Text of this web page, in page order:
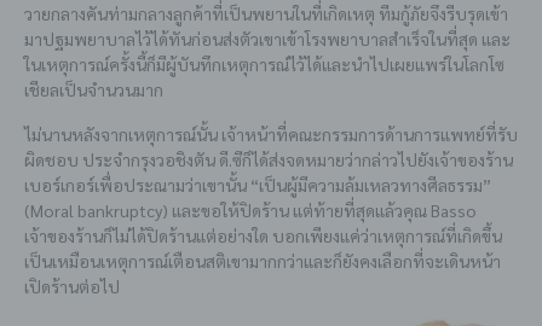
วายกลางคันท่ามกลางลูกค้าที่เป็นพยานในที่เกิดเหตุ ทีมกู้ภัยจึงรีบรุดเข้า
มาปฐมพยาบาลไว้ได้ทันก่อนส่งตัวเขาเข้าโรงพยาบาลสำเร็จในที่สุด และ
ในเหตุการณ์ครั้งนี้ก็มีผู้บันทึกเหตุการณ์ไว้ได้และนำไปเผยแพร่ในโลกโซ
เชียลเป็นจำนวนมาก
ไม่นานหลังจากเหตุการณ์นั้น เจ้าหน้าที่คณะกรรมการด้านการแพทย์ที่รับ
ผิดชอบ ประจำกรุงวอชิงตัน ดี.ซีก็ได้ส่งจดหมายว่ากล่าวไปยังเจ้าของร้าน
เบอร์เกอร์เพื่อประณามว่าเขานั้น “เป็นผู้มีความล้มเหลวทางศีลธรรม”
(Moral bankruptcy) และขอให้ปิดร้าน แต่ท้ายที่สุดแล้วคุณ Basso
เจ้าของร้านก็ไม่ได้ปิดร้านแต่อย่างใด บอกเพียงแค่ว่าเหตุการณ์ที่เกิดขึ้น
เป็นเหมือนเหตุการณ์เตือนสติเขามากกว่าและก็ยังคงเลือกที่จะเดินหน้า
เปิดร้านต่อไป